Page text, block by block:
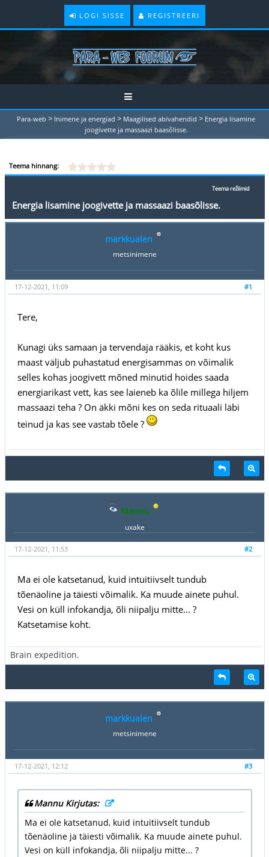
LOGI SISSE REGISTREERI
Para-web > Inimene ja energiad > Maagilised abivahendid > Energia lisamine
joogivette ja massaazi baasõlisse.
Teema hinnang:
Teema režiimid
Energia lisamine joogivette ja massaazi baasõlisse.
markkualen
metsinimene
#1
17-12-2021, 11:09
Tere,
Kunagi üks samaan ja tervendaja rääkis, et koht kus
maast väljub puhastatud energisammas on võimalik
selles kohas joogivett mõned minutid hoides saada
energiarikast vett, kas see laieneb ka õlile millega hiljem
massaazi teha ? On äkki mõni kes on seda rituaali läbi
teinud ja kas see vastab tõele ?
Mannu
uxake
#2
17-12-2021, 11:53
Ma ei ole katsetanud, kuid intuitiivselt tundub
tõenäoline ja täiesti võimalik. Ka muude ainete puhul.
Vesi on küll infokandja, õli niipalju mitte... ?
Katsetamise koht.
Brain expedition.
markkualen
metsinimene
#3
17-12-2021, 12:12
Mannu Kirjutas:
Ma ei ole katsetanud, kuid intuitiivselt tundub
tõenäoline ja täiesti võimalik. Ka muude ainete puhul.
Vesi on küll infokandja, õli niipalju mitte... ?